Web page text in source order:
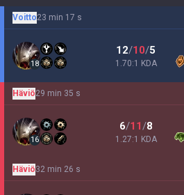
Voitto23 min 17 s
18
12/10/5
1.70:1 KDA
Häviö29 min 35 s
16
6/11/8
1.27:1 KDA
Häviö32 min 26 s